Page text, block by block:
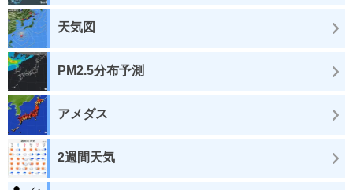
天気図
PM2.5分布予測
アメダス
2週間天気